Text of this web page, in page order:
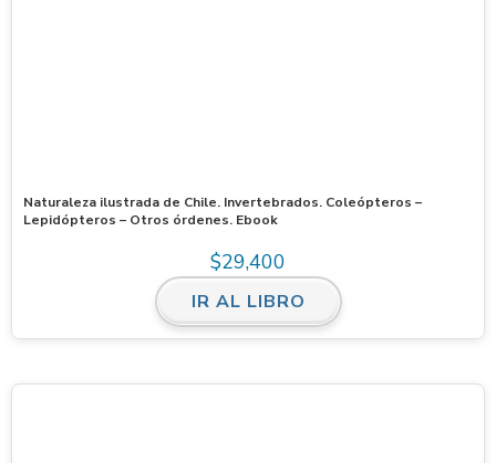
Naturaleza ilustrada de Chile. Invertebrados. Coleópteros –
Lepidópteros – Otros órdenes. Ebook
$29,400
IR AL LIBRO